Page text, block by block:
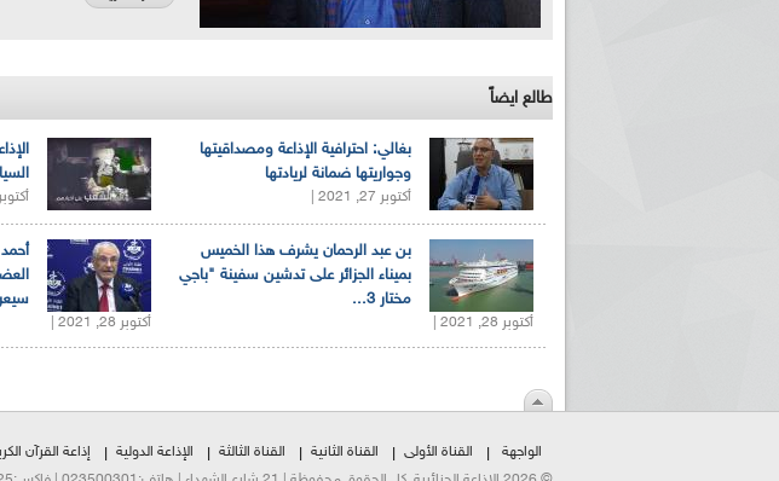
طالع ايضاً
أكتوبر 27, 2021 |
بغالي: احترافية الإذاعة ومصداقيتها
وجواريتها ضمانة لريادتها
أكتوبر 27, 2021 |
أحمد
أكتوبر 28, 2021 |
بن عبد الرحمان يشرف هذا الخميس
بميناء الجزائر على تدشين سفينة "باجي
مختار 3...
أكتوبر 28, 2021 |
الواجهة القناة الأولى القناة الثانية القناة الثالثة الإذاعة الدولية إذاعة القرآن